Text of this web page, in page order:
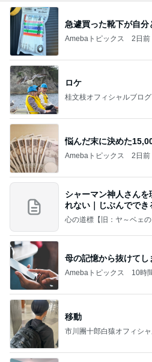
急遽買った靴下が自分
Amebaトピックス 2日前
ロケ
桂文枝オフィシャルブロ
悩んだ末に決めた
Amebaトピックス 2日前
シャーマン神人さん
れない｜じぶんでで
ー限
心の道標【旧：ヤ～ベェの
母の記憶から抜けてし
Amebaトピックス 10時
移動
市川團十郎白猿オフィシ